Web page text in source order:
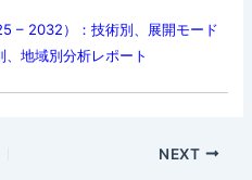
– 2032）：技術別、展開モード
地域別分析レポート
NEXT